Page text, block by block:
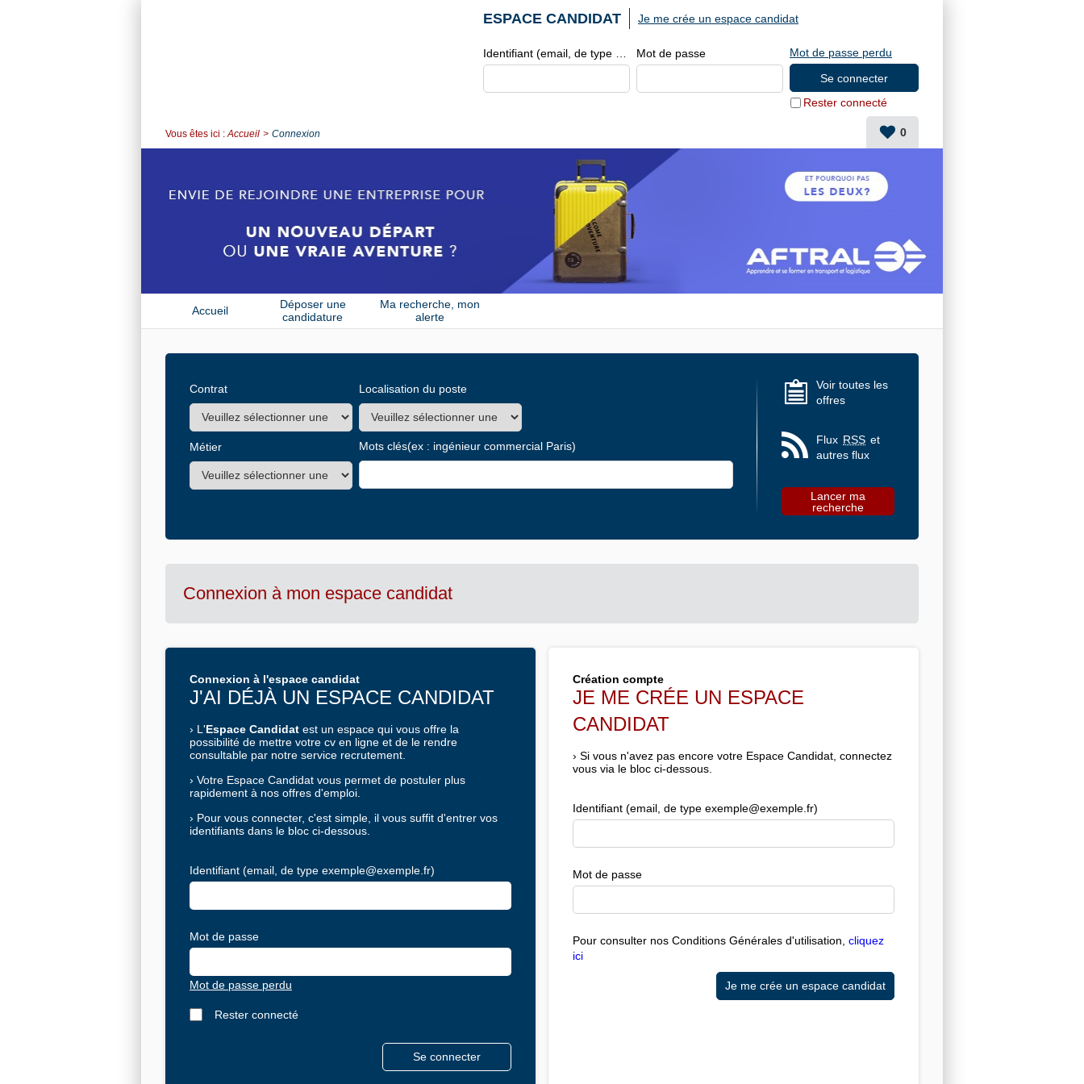
ESPACE CANDIDAT
Mot de passe
Rester connecté
Mot de passe perdu
Je me crée un espace candidat
Vous êtes ici : Accueil Connexion 0
Accueil
Déposer une
candidature
spontanée
Ma recherche, mon
alerte
Contrat Localisation du poste
Métier Mots clés(ex : ingénieur commercial Paris)
Voir toutes les
offres
Flux RSS et
autres flux
Connexion à mon espace candidat
J'AI DÉJÀ UN ESPACE CANDIDAT
› L'Espace Candidat est un espace qui vous offre la
possibilité de mettre votre cv en ligne et de le rendre
consultable par notre service recrutement.
› Votre Espace Candidat vous permet de postuler plus
rapidement à nos offres d'emploi.
› Pour vous connecter, c'est simple, il vous suffit d'entrer vos
identifiants dans le bloc ci-dessous.
Connexion à l'espace candidat
Identifiant (email, de type exemple@exemple.fr)
Mot de passe
Rester connecté
Mot de passe perdu
JE ME CRÉE UN ESPACE
CANDIDAT
› Si vous n'avez pas encore votre Espace Candidat, connectez
vous via le bloc ci-dessous.
Création compte
Identifiant (email, de type exemple@exemple.fr)
Mot de passe
Pour consulter nos Conditions Générales d'utilisation, cliquez
ici